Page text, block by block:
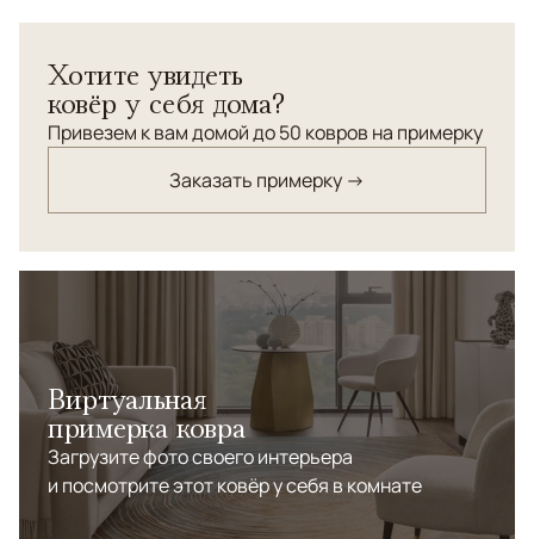
Хотите увидеть
ковёр у себя дома?
Привезем к вам домой до 50 ковров на примерку
Заказать примерку →
Виртуальная
примерка ковра
Загрузите фото своего интерьера
и посмотрите этот ковёр у себя в комнате